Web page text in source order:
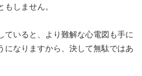
もしません。
ていると、より難解な心電図も手に
になりますから、決して無駄ではあ